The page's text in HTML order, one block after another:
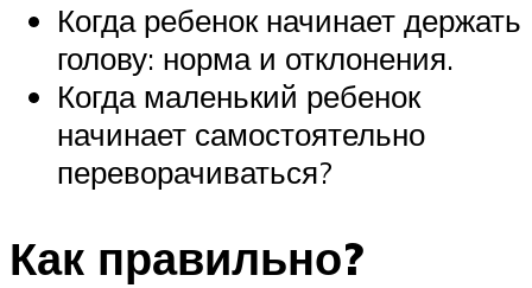
Когда ребенок начинает держать
голову: норма и отклонения.
Когда маленький ребенок
начинает самостоятельно
переворачиваться?
Как правильно?